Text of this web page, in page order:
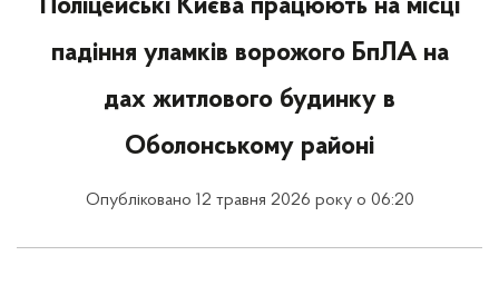
Поліцейські Києва працюють на місці
падіння уламків ворожого БпЛА на
дах житлового будинку в
Оболонському районі
Опубліковано 12 травня 2026 року о 06:20